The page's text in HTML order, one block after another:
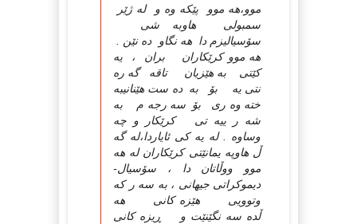
موو،هه موو پێكه وه و له ژێر
سمبولی هاوبه شی
سۆسیالیزم دا هه نگاو ده نێن .
هه موو كرێكاران بران ، یه
كێتی به هێزیان تاقه گه ره
نتی یه بۆ به ده ست هێنانیبه
خته وه ری بۆ سه رجه م به
شه ر ییه تی كرێكار و چه
وساوه . له یه كی ئایاردا،له گه
ڵ هاوپه یمانێتی كرێكاران له هه
موو ووڵاتان دا ، سۆسیال-
دیموكراتی جیهانی ، به سه ر كه
وتوویی هێزه كانی هه
ڵده سه نگێنێت و ڕیزه كانی